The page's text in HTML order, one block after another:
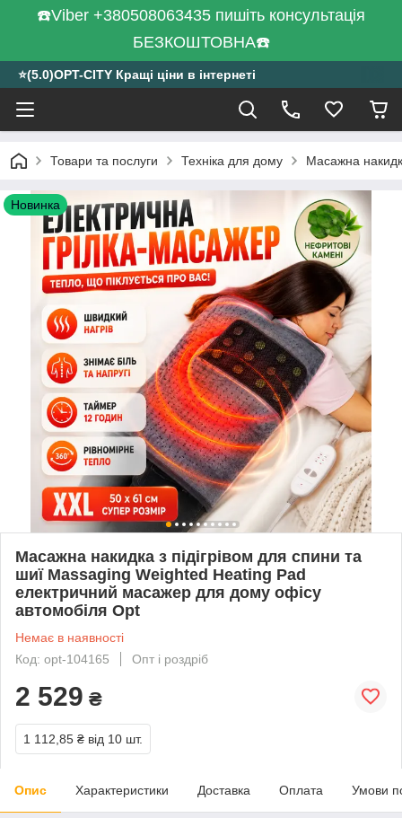
☎️Viber +380508063435 пишіть консультація
БЕЗКОШТОВНА☎️
⭐️(5.0)OPT-CITY Кращі ціни в інтернеті
Товари та послуги Техніка для дому Масажна
Новинка
Масажна накидка з підігрівом для спини та
шиї Massaging Weighted Heating Pad
електричний масажер для дому офісу
автомобіля Opt
Немає в наявності
Код: opt-104165
Опт і роздріб
2 529 ₴
1 112,85 ₴ від 10 шт.
Опис Характеристики Доставка Оплата Умови